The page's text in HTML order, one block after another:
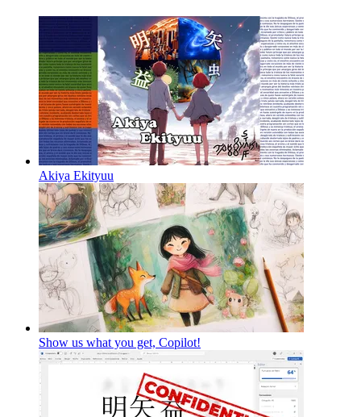
Akiya Ekityuu
Show us what you get, Copilot!